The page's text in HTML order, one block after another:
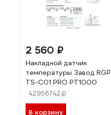
2 560 ₽
Накладной датчик
температуры Завод RGP
TS-C01 PRO PT1000
42956742
В корзину